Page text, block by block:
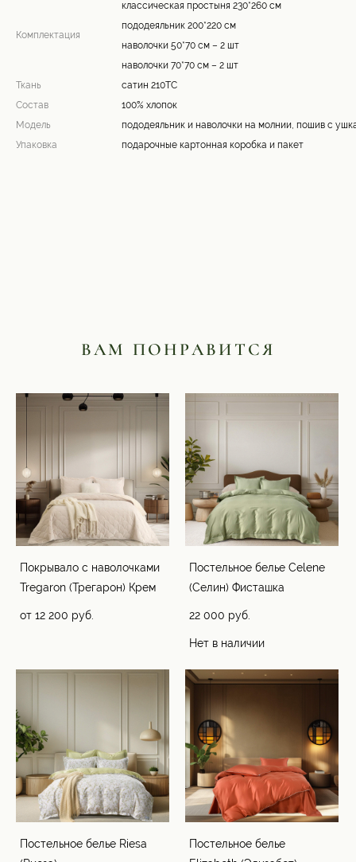
Комплектация
классическая простыня 230*260 см
пододеяльник 200*220 см
наволочки 50*70 см – 2 шт
наволочки 70*70 см – 2 шт
Ткань
сатин 210ТС
Состав
100% хлопок
Модель
пододеяльник и наволочки на молнии, пошив с
Упаковка
подарочные картонная коробка и пакет
ВАМ ПОНРАВИТСЯ
Покрывало с наволочками
Tregaron (Трегарон) Крем
от 12 200 pуб.
Постельное белье Celene
(Селин) Фисташка
22 000 pуб.
Нет в наличии
Постельное белье Riesa
Постельное белье